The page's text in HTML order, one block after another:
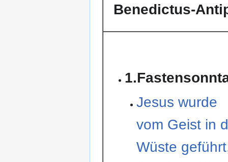
Benedictus-
Jesus wurde
vom Geist in
Wüste